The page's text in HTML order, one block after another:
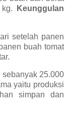
Keunggulan
setelah panen
buah tomat
25.000
yaitu produksi
simpan dan